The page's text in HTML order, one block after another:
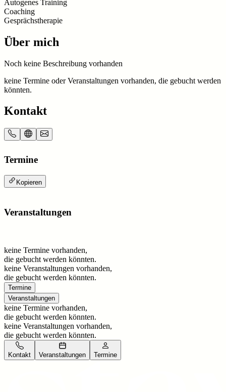
Autogenes Training
Coaching
Gesprächstherapie
Über mich
Noch keine Beschreibung vorhanden
keine Termine oder Veranstaltungen vorhanden, die gebucht werden
könnten.
Kontakt
Termine
Kopieren
Veranstaltungen
keine Termine vorhanden,
die gebucht werden könnten.
keine Veranstaltungen vorhanden,
die gebucht werden könnten.
Termine
Veranstaltungen
keine Termine vorhanden,
die gebucht werden könnten.
keine Veranstaltungen vorhanden,
die gebucht werden könnten.
Kontakt Veranstaltungen Termine